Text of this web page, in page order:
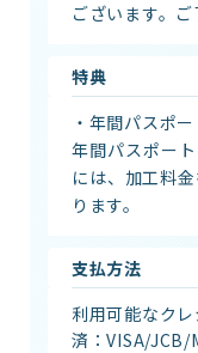
ございます。ご
特典
・年間パスポ
年間パスポー
には、加工料
ります。
支払方法
利用可能なク
済：VISA/